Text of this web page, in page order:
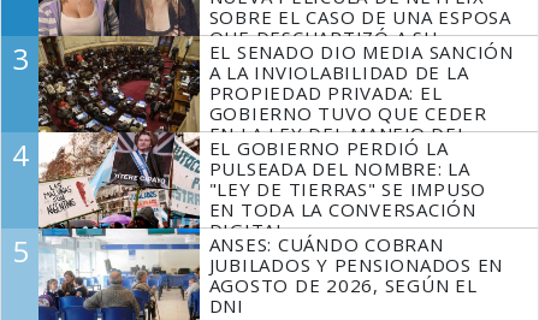
SOBRE EL CASO DE UNA ESPOSA
QUE DESCUARTIZÓ A SU
MARIDO
3
EL SENADO DIO MEDIA SANCIÓN
A LA INVIOLABILIDAD DE LA
PROPIEDAD PRIVADA: EL
GOBIERNO TUVO QUE CEDER
EN LA LEY DEL MANEJO DEL
FUEGO
4
EL GOBIERNO PERDIÓ LA
PULSEADA DEL NOMBRE: LA
"LEY DE TIERRAS" SE IMPUSO
EN TODA LA CONVERSACIÓN
DIGITAL
5
ANSES: CUÁNDO COBRAN
JUBILADOS Y PENSIONADOS EN
AGOSTO DE 2026, SEGÚN EL
DNI